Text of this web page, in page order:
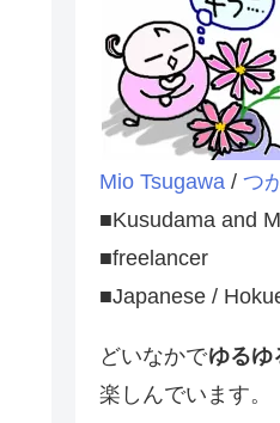
Mio Tsugawa / つ
■Kusudama and
■freelancer
■Japanese /
どいなかでゆるゆ
楽しんでいます。